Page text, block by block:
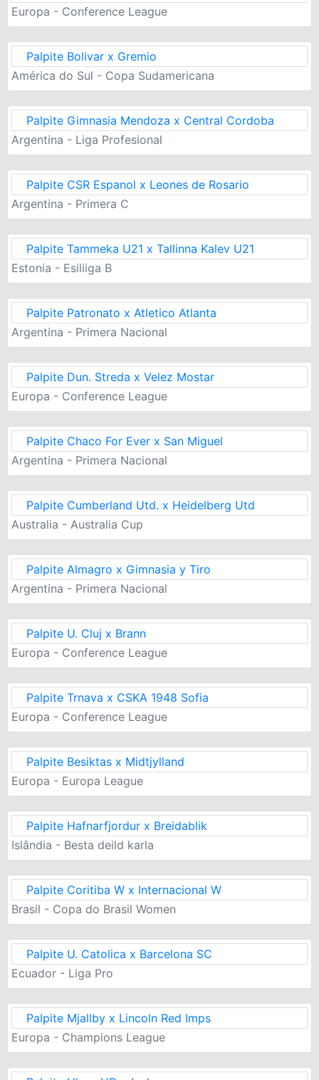
Europa - Conference League
Palpite Bolivar x Gremio
América do Sul - Copa Sudamericana
Palpite Gimnasia Mendoza x Central Cordoba
Argentina - Liga Profesional
Palpite CSR Espanol x Leones de Rosario
Argentina - Primera C
Palpite Tammeka U21 x Tallinna Kalev U21
Estonia - Esiliiga B
Palpite Patronato x Atletico Atlanta
Argentina - Primera Nacional
Palpite Dun. Streda x Velez Mostar
Europa - Conference League
Palpite Chaco For Ever x San Miguel
Argentina - Primera Nacional
Palpite Cumberland Utd. x Heidelberg Utd
Australia - Australia Cup
Palpite Almagro x Gimnasia y Tiro
Argentina - Primera Nacional
Palpite U. Cluj x Brann
Europa - Conference League
Palpite Trnava x CSKA 1948 Sofia
Europa - Conference League
Palpite Besiktas x Midtjylland
Europa - Europa League
Palpite Hafnarfjordur x Breidablik
Islândia - Besta deild karla
Palpite Coritiba W x Internacional W
Brasil - Copa do Brasil Women
Palpite U. Catolica x Barcelona SC
Ecuador - Liga Pro
Palpite Mjallby x Lincoln Red Imps
Europa - Champions League